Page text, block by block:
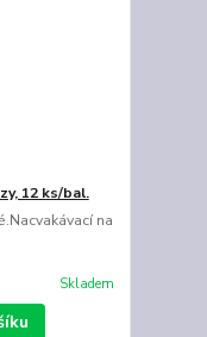
12 ks/bal.
na
Skladem